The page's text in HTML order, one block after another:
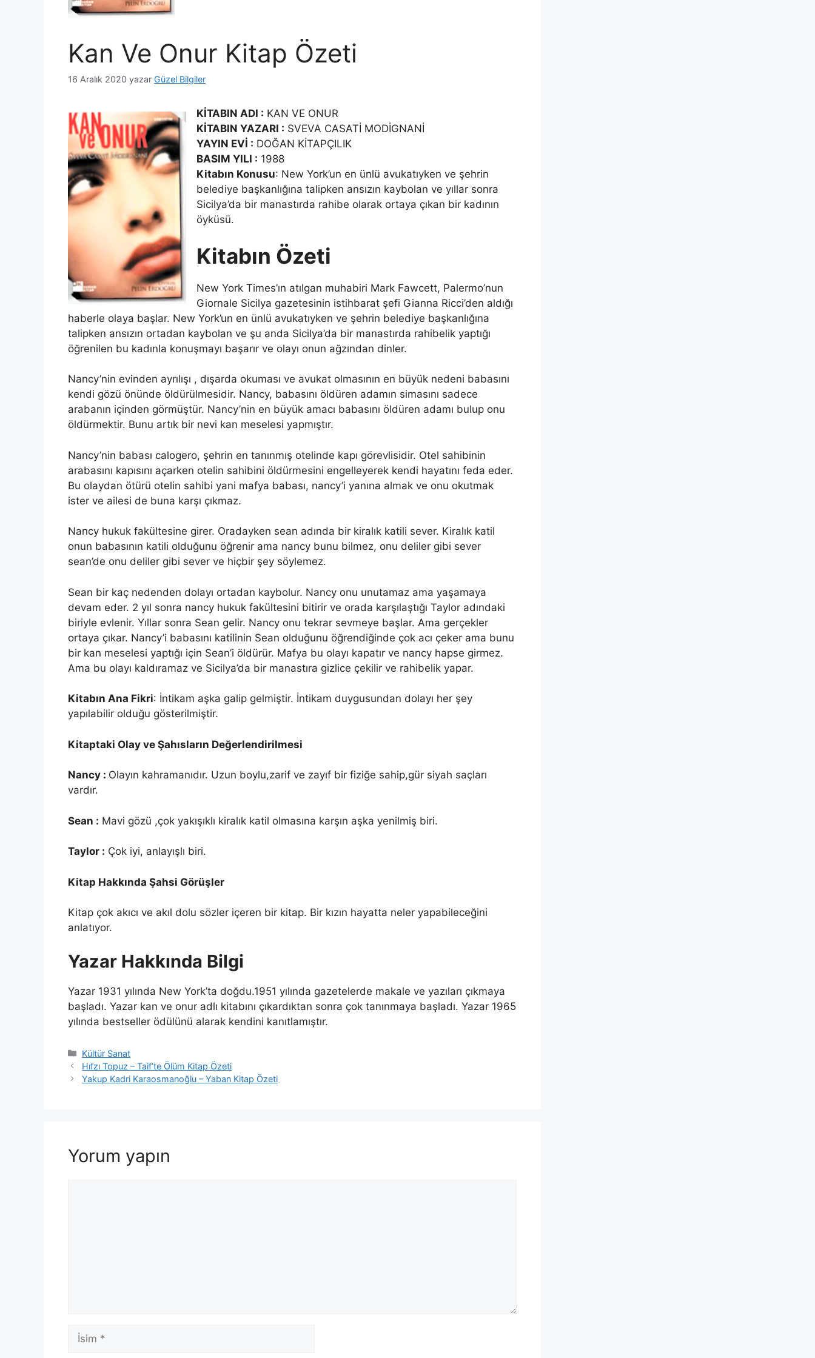
Kan Ve Onur Kitap Özeti
16 Aralık 2020 yazar Güzel Bilgiler
KİTABIN ADI : KAN VE ONUR
KİTABIN YAZARI : SVEVA CASATİ MODİGNANİ
YAYIN EVİ : DOĞAN KİTAPÇILIK
BASIM YILI : 1988
Kitabın Konusu: New York’un en ünlü avukatıyken ve şehrin
belediye başkanlığına talipken ansızın kaybolan ve yıllar sonra
Sicilya’da bir manastırda rahibe olarak ortaya çıkan bir kadının
öyküsü.
Kitabın Özeti
New York Times’ın atılgan muhabiri Mark Fawcett, Palermo’nun
Giornale Sicilya gazetesinin istihbarat şefi Gianna Ricci’den aldığı
haberle olaya başlar. New York’un en ünlü avukatıyken ve şehrin belediye başkanlığına
talipken ansızın ortadan kaybolan ve şu anda Sicilya’da bir manastırda rahibelik yaptığı
öğrenilen bu kadınla konuşmayı başarır ve olayı onun ağzından dinler.
Nancy’nin evinden ayrılışı , dışarda okuması ve avukat olmasının en büyük nedeni babasını
kendi gözü önünde öldürülmesidir. Nancy, babasını öldüren adamın simasını sadece
arabanın içinden görmüştür. Nancy’nin en büyük amacı babasını öldüren adamı bulup onu
öldürmektir. Bunu artık bir nevi kan meselesi yapmıştır.
Nancy’nin babası calogero, şehrin en tanınmış otelinde kapı görevlisidir. Otel sahibinin
arabasını kapısını açarken otelin sahibini öldürmesini engelleyerek kendi hayatını feda eder.
Bu olaydan ötürü otelin sahibi yani mafya babası, nancy’i yanına almak ve onu okutmak
ister ve ailesi de buna karşı çıkmaz.
Nancy hukuk fakültesine girer. Oradayken sean adında bir kiralık katili sever. Kiralık katil
onun babasının katili olduğunu öğrenir ama nancy bunu bilmez, onu deliler gibi sever
sean’de onu deliler gibi sever ve hiçbir şey söylemez.
Sean bir kaç nedenden dolayı ortadan kaybolur. Nancy onu unutamaz ama yaşamaya
devam eder. 2 yıl sonra nancy hukuk fakültesini bitirir ve orada karşılaştığı Taylor adındaki
biriyle evlenir. Yıllar sonra Sean gelir. Nancy onu tekrar sevmeye başlar. Ama gerçekler
ortaya çıkar. Nancy’i babasını katilinin Sean olduğunu öğrendiğinde çok acı çeker ama bunu
bir kan meselesi yaptığı için Sean’i öldürür. Mafya bu olayı kapatır ve nancy hapse girmez.
Ama bu olayı kaldıramaz ve Sicilya’da bir manastıra gizlice çekilir ve rahibelik yapar.
Kitabın Ana Fikri: İntikam aşka galip gelmiştir. İntikam duygusundan dolayı her şey
yapılabilir olduğu gösterilmiştir.
Kitaptaki Olay ve Şahısların Değerlendirilmesi
Nancy : Olayın kahramanıdır. Uzun boylu,zarif ve zayıf bir fiziğe sahip,gür siyah saçları
vardır.
Sean : Mavi gözü ,çok yakışıklı kiralık katil olmasına karşın aşka yenilmiş biri.
Taylor : Çok iyi, anlayışlı biri.
Kitap Hakkında Şahsi Görüşler
Kitap çok akıcı ve akıl dolu sözler içeren bir kitap. Bir kızın hayatta neler yapabileceğini
anlatıyor.
Yazar Hakkında Bilgi
Yazar 1931 yılında New York’ta doğdu.1951 yılında gazetelerde makale ve yazıları çıkmaya
başladı. Yazar kan ve onur adlı kitabını çıkardıktan sonra çok tanınmaya başladı. Yazar 1965
yılında bestseller ödülünü alarak kendini kanıtlamıştır.
Kategoriler
Kültür Sanat
Hıfzı Topuz – Taif’te Ölüm Kitap Özeti
Yakup Kadri Karaosmanoğlu – Yaban Kitap Özeti
Yorum yapın
İsim